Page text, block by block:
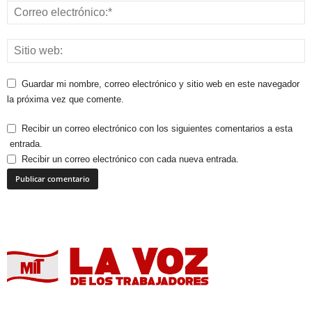
Guardar mi nombre, correo electrónico y sitio web en este navegador
la próxima vez que comente.
Recibir un correo electrónico con los siguientes comentarios a esta
entrada.
Recibir un correo electrónico con cada nueva entrada.